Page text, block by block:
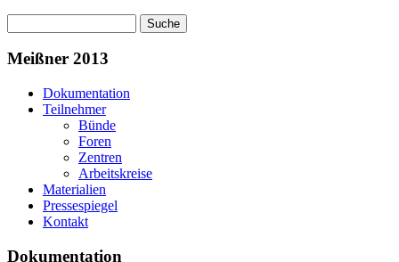
Meißner 2013
Dokumentation
Teilnehmer
Bünde
Foren
Zentren
Arbeitskreise
Materialien
Pressespiegel
Kontakt
Dokumentation